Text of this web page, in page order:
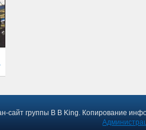
сайт группы B B King. Копирование